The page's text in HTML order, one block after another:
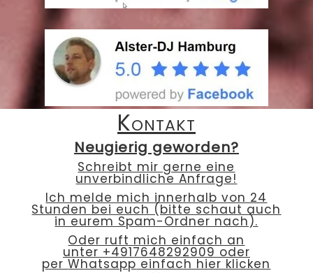
Kontakt
Neugierig geworden?
Schreibt mir gerne eine
unverbindliche Anfrage!
Ich melde mich innerhalb von 24
Stunden bei euch (bitte schaut auch
in eurem Spam-Ordner nach).
Oder ruft mich einfach an
unter +4917648292909 oder
perWhatsapp einfach hier klicken